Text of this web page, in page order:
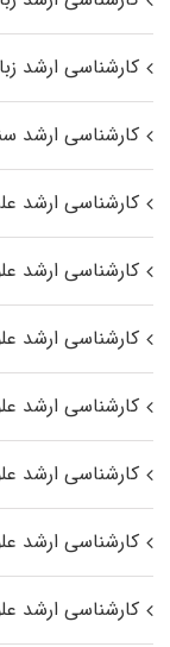
کارشناسی ارشد
کارشناسی ارشد
کارشناسی ارشد
کارشناسی ارشد
کارشناسی ارشد
کارشناسی ارشد
کارشناسی ارشد
کارشناسی ارشد
کارشناسی ارشد